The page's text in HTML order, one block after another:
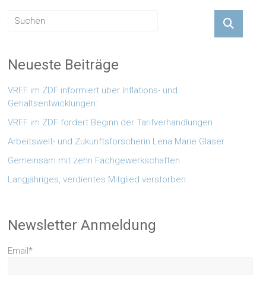
Neueste Beiträge
VRFF im ZDF informiert über Inflations- und
Gehaltsentwicklungen:
VRFF im ZDF fordert Beginn der Tarifverhandlungen
Arbeitswelt- und Zukunftsforscherin Lena Marie Glaser
Gemeinsam mit zehn Fachgewerkschaften
Langjähriges, verdientes Mitglied verstorben
Newsletter Anmeldung
Email*